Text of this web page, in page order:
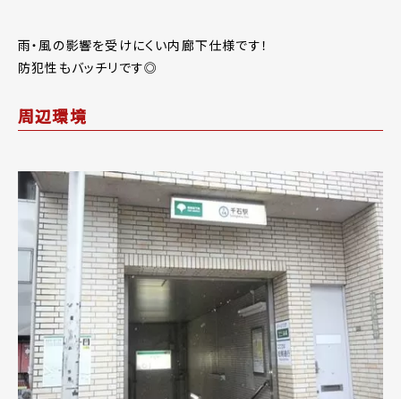
雨・風の影響を受けにくい内廊下仕様です！
防犯性もバッチリです◎
周辺環境